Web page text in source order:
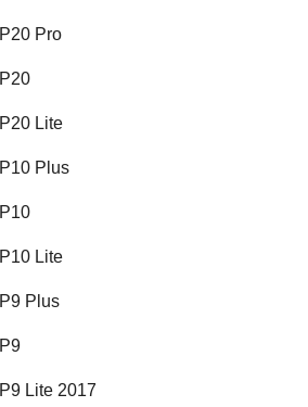
P20 Pro
P20
P20 Lite
P10 Plus
P10
P10 Lite
P9 Plus
P9
P9 Lite 2017